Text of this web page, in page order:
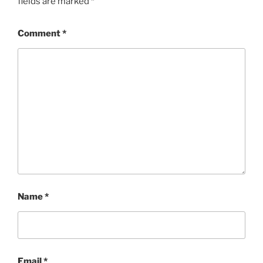
Comment*
Name*